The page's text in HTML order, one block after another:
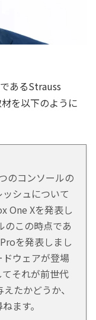
あるStrauss
を以下のように
のコンソールの
シュについて
One Xを発表し
のこの時点であ
を発表しまし
ウェアが登場
それが前世代
たかどうか、
ます。